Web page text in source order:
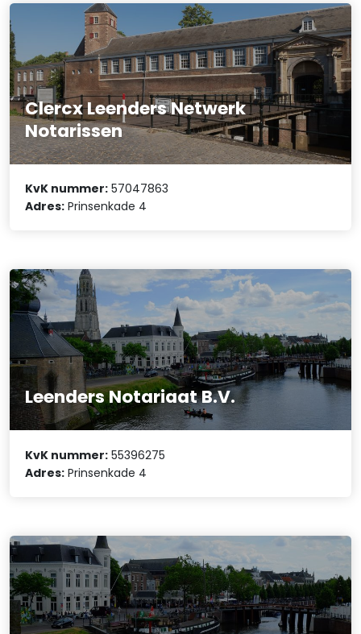
Clercx Leenders Netwerk
Notarissen
KvK nummer: 57047863
Adres: Prinsenkade 4
Leenders Notariaat B.V.
KvK nummer: 55396275
Adres: Prinsenkade 4